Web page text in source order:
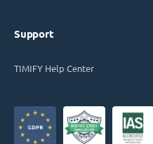
Support
TIMIFY Help Center